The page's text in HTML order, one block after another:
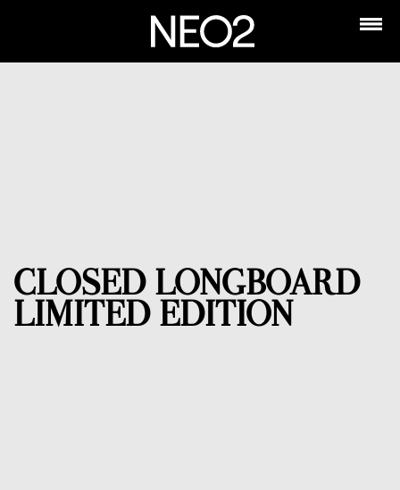
CLOSED LONGBOARD
LIMITED EDITION